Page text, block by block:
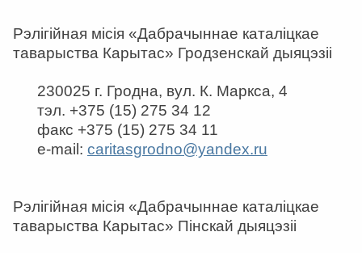
Рэлігійная місія «Дабрачыннае каталіцкае
таварыства Карытас» Гродзенскай дыяцэзіі
230025 г. Гродна, вул. К. Маркса, 4
тэл. +375 (15) 275 34 12
факс +375 (15) 275 34 11
e-mail: caritasgrodno@yandex.ru
Рэлігійная місія «Дабрачыннае каталіцкае
таварыства Карытас» Пінскай дыяцэзіі